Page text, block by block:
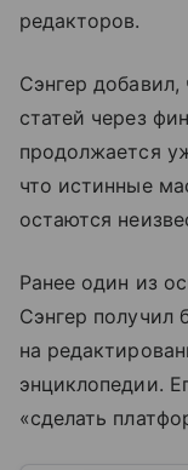
редакторов.
Сэнгер
статей через
продолжается
что истинные
остаются
Ранее один из
Сэнгер получил
на
энциклопедии.
«сделать